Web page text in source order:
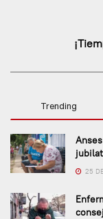
Trending
25